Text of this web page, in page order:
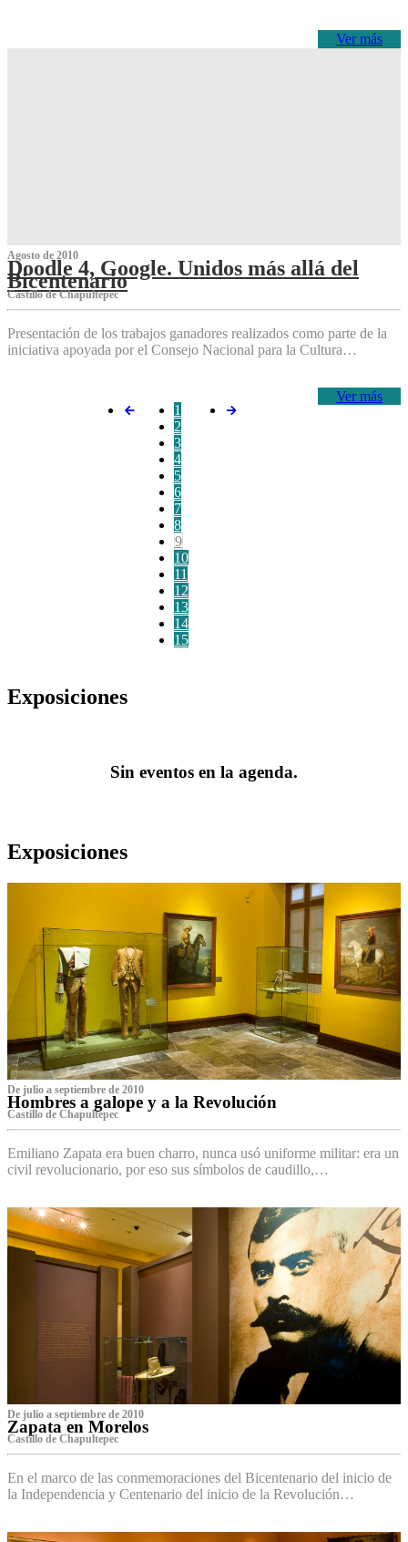
Ver más
Agosto de 2010
Doodle 4, Google. Unidos más allá del
Bicentenario
Castillo de Chapultepec
Presentación de los trabajos ganadores realizados como parte de la
iniciativa apoyada por el Consejo Nacional para la Cultura…
Ver más
1
2
3
4
5
6
7
8
9
10
11
12
13
14
15
Exposiciones
Sin eventos en la agenda.
Exposiciones
De julio a septiembre de 2010
Hombres a galope y a la Revolución
Castillo de Chapultepec
Emiliano Zapata era buen charro, nunca usó uniforme militar: era un
civil revolucionario, por eso sus símbolos de caudillo,…
De julio a septiembre de 2010
Zapata en Morelos
Castillo de Chapultepec
En el marco de las conmemoraciones del Bicentenario del inicio de
la Independencia y Centenario del inicio de la Revolución…